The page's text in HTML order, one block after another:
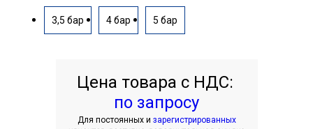
3,5 бар 4 бар 5 бар
Цена товара с НДС:
по запросу
Для постоянных и зарегистрированных